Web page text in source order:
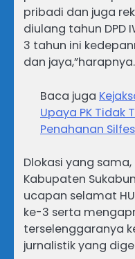
pribadi dan juga
diulang tahun DPD
3 tahun ini
dan jaya,”harapnya.
Baca juga
Upaya PK Tidak
Penahanan
Dlokasi yang sama,
Kabupaten
ucapan selamat
ke-3 serta
terselenggaranya
jurnalistik yang